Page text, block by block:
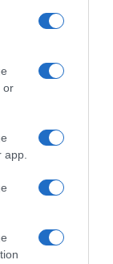
or
του
και